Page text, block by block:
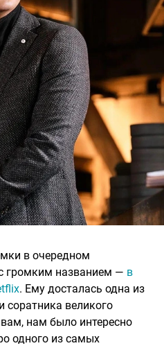
в очередном
громким названием — в
. Ему досталась одна из
соратника великого
нам было интересно
одного из самых